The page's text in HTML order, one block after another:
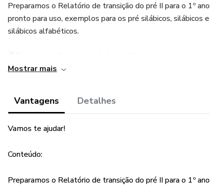
Preparamos o Relatório de transição do pré II para o 1º ano
pronto para uso, exemplos para os pré silábicos, silábicos e
silábicos alfabéticos.
🌟No que se refere ao nível de escrita
🌟Raciocínio lógico e matemático
🌟No que se refere às cores
🌟No que se refere às formas
🎁Você vai ganhar de presente
Mostrar mais
Vantagens Detalhes
Vamos te ajudar!
Conteúdo:
Preparamos o Relatório de transição do pré II para o 1º ano